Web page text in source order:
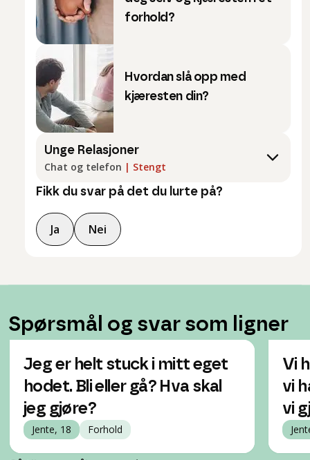
forhold?
Hvordan slå opp med
kjæresten din?
Unge Relasjoner
Chat og telefon | Stengt
Fikk du svar på det du lurte på?
Ja Nei
Spørsmål og svar som ligner
Jeg er helt stuck i mitt eget
hodet. Bli eller gå? Hva skal
jeg gjøre?
Jente, 18 Forhold
Vi
vi
vi